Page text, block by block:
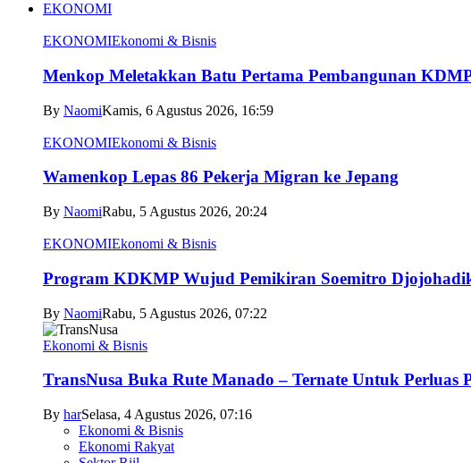
EKONOMI
EKONOMIEkonomi & Bisnis
Menkop Meletakkan Batu Pertama Pembangunan
By NaomiKamis, 6 Agustus 2026, 16:59
EKONOMIEkonomi & Bisnis
Wamenkop Lepas 86 Pekerja Migran ke Jepang
By NaomiRabu, 5 Agustus 2026, 20:24
EKONOMIEkonomi & Bisnis
Program KDKMP Wujud Pemikiran Soemitro
By NaomiRabu, 5 Agustus 2026, 07:22
Ekonomi & Bisnis
TransNusa Buka Rute Manado – Ternate Untuk Perluas
By harSelasa, 4 Agustus 2026, 07:16
Ekonomi & Bisnis
Ekonomi Rakyat